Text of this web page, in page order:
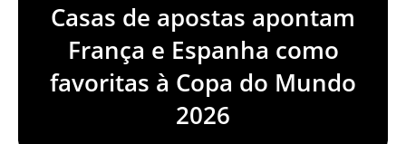
Casas de apostas apontam
França e Espanha como
favoritas à Copa do Mundo
2026